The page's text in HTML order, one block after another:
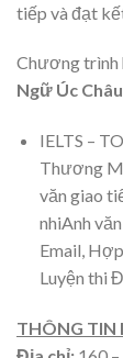
tiếp và đạt
Chương trình
Ngữ Úc Châu
IELTS –
Thương
văn giao
nhiAnh
Email,
Luyện thi
THÔNG TIN